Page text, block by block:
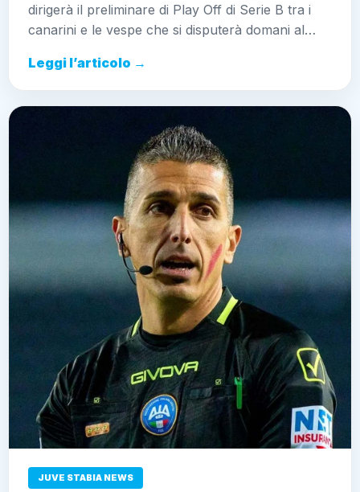
dirigerà il preliminare di Play Off di Serie B tra i
canarini e le vespe che si disputerà domani al…
Leggi l’articolo →
JUVE STABIA NEWS